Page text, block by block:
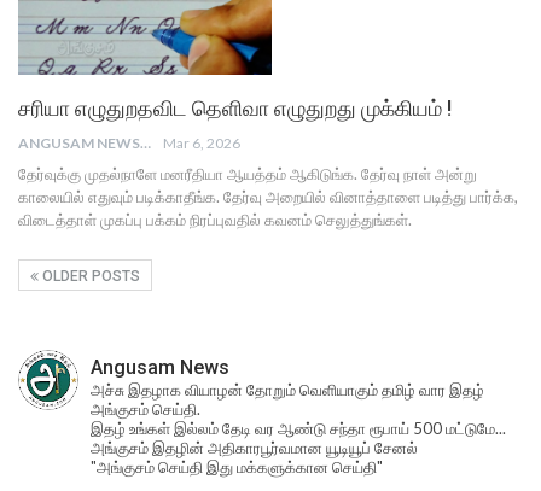
சரியா எழுதுறதவிட தெளிவா எழுதுறது முக்கியம் !
ANGUSAM NEWS Mar 6, 2026
தேர்வுக்கு முதல்நாளே மனரீதியா ஆயத்தம் ஆகிடுங்க. தேர்வு நாள் அன்று
காலையில் எதுவும் படிக்காதீங்க. தேர்வு அறையில் வினாத்தாளை படித்து பார்க்க,
விடைத்தாள் முகப்பு பக்கம் நிரப்புவதில் கவனம் செலுத்துங்கள்.
OLDER POSTS
Angusam News
அச்சு இதழாக வியாழன் தோறும் வெளியாகும் தமிழ் வார இதழ்
அங்குசம் செய்தி.
இதழ் உங்கள் இல்லம் தேடி வர ஆண்டு சந்தா ரூபாய் 500 மட்டுமே...
அங்குசம் இதழின் அதிகாரபூர்வமான யூடியூப் சேனல்
"அங்குசம் செய்தி இது மக்களுக்கான செய்தி"